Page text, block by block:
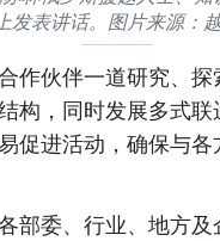
发表讲话。图片来源：
作伙伴一道研究、
构，同时发展多式
促进活动，确保与
部委、行业、地方